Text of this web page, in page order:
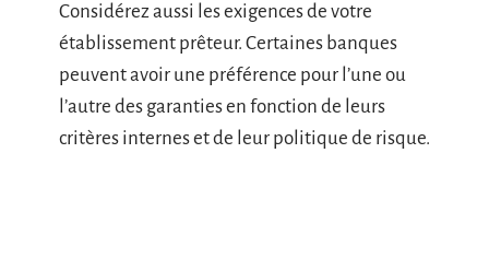
Considérez aussi les exigences de votre
établissement prêteur. Certaines banques
peuvent avoir une préférence pour l’une ou
l’autre des garanties en fonction de leurs
critères internes et de leur politique de risque.